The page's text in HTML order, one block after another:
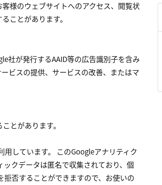
様のウェブサイトへのアクセス、閲覧状
ことがあります。
社が発行するAAID等の広告識別子を含み
ビスの提供、サービスの改善、またはマ
とがあります。
しています。 このGoogleアナリティク
クデータは匿名で収集されており、個
否することができますので、お使いの